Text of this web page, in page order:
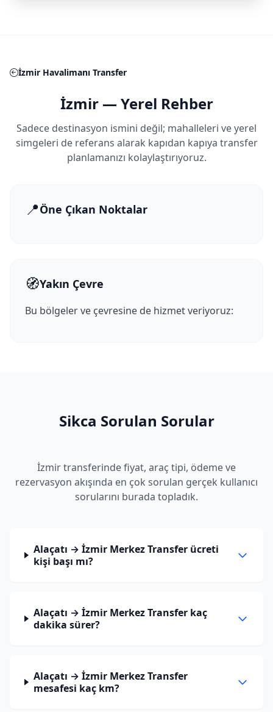
İzmir Havalimanı Transfer
İzmir — Yerel Rehber
Sadece destinasyon ismini değil; mahalleleri ve yerel
simgeleri de referans alarak kapıdan kapıya transfer
planlamanızı kolaylaştırıyoruz.
📍Öne Çıkan Noktalar
🧭Yakın Çevre
Bu bölgeler ve çevresine de hizmet veriyoruz:
Sikca Sorulan Sorular
İzmir transferinde fiyat, araç tipi, ödeme ve
rezervasyon akışında en çok sorulan gerçek kullanıcı
sorularını burada topladık.
Alaçatı → İzmir Merkez Transfer ücreti
kişi başı mı?
Alaçatı → İzmir Merkez Transfer kaç
dakika sürer?
Alaçatı → İzmir Merkez Transfer
mesafesi kaç km?